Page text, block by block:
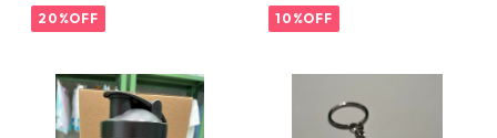
20%OFF 10%OFF